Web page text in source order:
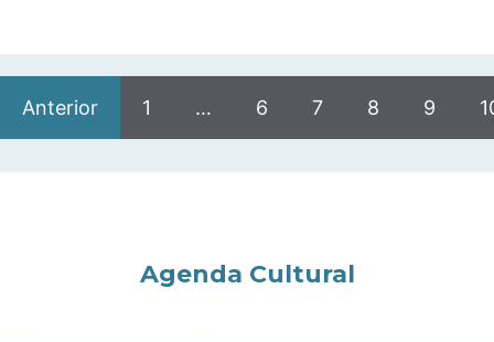
Anterior 1 … 6 7 8 9
Agenda Cultural